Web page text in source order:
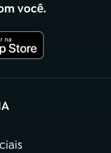
você.
nova aba)